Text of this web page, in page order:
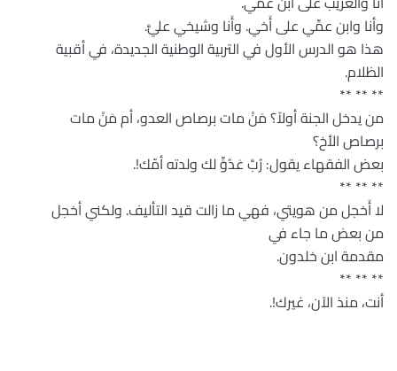
وأنا وابن عمِّي على أَخي. وأَنا وشيخي عليَّ.
هذا هو الدرس الأول في التربية الوطنية الجديدة، في أقبية
الظلام.
** ** **
من يدخل الجنة أولاً؟ مَنْ مات برصاص العدو، أم مَنْ مات
برصاص الأخ؟
بعض الفقهاء يقول: رُبَّ عَدُوٍّ لك ولدته أمّك!.
** ** **
لا أَخجل من هويتي، فهي ما زالت قيد التأليف. ولكني أخجل
من بعض ما جاء في
مقدمة ابن خلدون.
** ** **
أنت، منذ الآن، غيرك!.